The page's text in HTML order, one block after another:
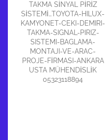
TAKMA SİNYAL PİRİZ
SİSTEMİ…TOYOTA-HILUX-
KAMYONET-CEKI-DEMIRI-
TAKMA-SIGNAL-PIRIZ-
SISTEMI-BAGLAMA-
MONTAJI-VE-ARAC-
PROJE-FİRMASI-ANKARA
USTA MÜHENDİSLİK
05323118894